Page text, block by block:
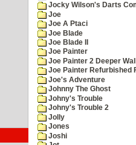
Jocky Wilson's Darts
Joe
Joe A Ptaci
Joe Blade
Joe Blade II
Joe Painter
Joe Painter 2 Deeper
Joe Painter Refurbished
Joe's Adventure
Johnny The Ghost
Johny's Trouble
Johny's Trouble 2
Jolly
Jones
Joshi